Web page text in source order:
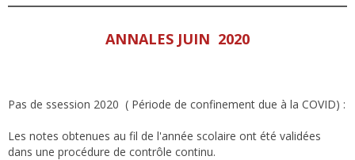
ANNALES JUIN 2020
Pas de ssession 2020 ( Période de confinement due à la COVID) :
Les notes obtenues au fil de l'année scolaire ont été validées
dans une procédure de contrôle continu.